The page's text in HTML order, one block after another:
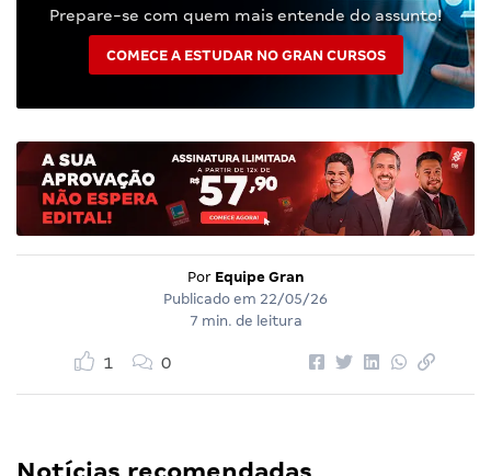
Prepare-se com quem mais entende do assunto!
COMECE A ESTUDAR NO GRAN CURSOS
Por Equipe Gran
Publicado em 22/05/26
7 min. de leitura
1 0